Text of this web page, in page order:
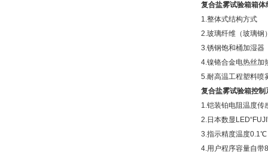
复合盐雾试验箱箱体
1.整体式结构方式
2.玻璃纤维（玻璃钢
3.锈钢饱和桶加湿器
4.镍铬合金电热丝加
5.耐高温工程塑料喷
复合盐雾试验箱控制
1.铠装铂电阻温度传
2.日本数显
3.指示精度温度0.1℃
4.用户程序容量自带